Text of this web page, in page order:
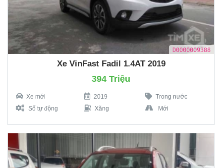
D0000009388
Xe VinFast Fadil 1.4AT 2019
394 Triệu
Xe mới 2019
Trong nước
Số tự động
Xăng Mới